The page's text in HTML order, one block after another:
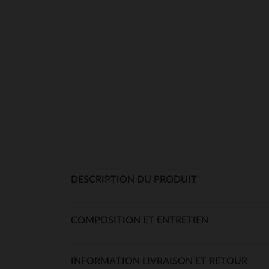
DESCRIPTION DU PRODUIT
COMPOSITION ET ENTRETIEN
INFORMATION LIVRAISON ET RETOUR